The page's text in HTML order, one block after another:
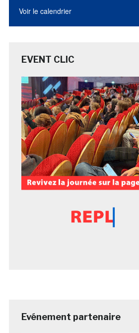
Voir le calendrier
EVENT CLIC
Evénement partenaire